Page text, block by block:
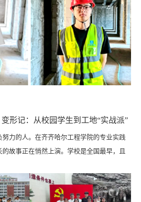
变形记：从校园学生到工地“实战派”
努力的人。在齐齐哈尔工程学院的专业实践
故事正在悄然上演。学校是全国最早，且
践学期打破教室的围墙，把课堂搬到企业一
生在真实环境中，真学、真做，掌握真本